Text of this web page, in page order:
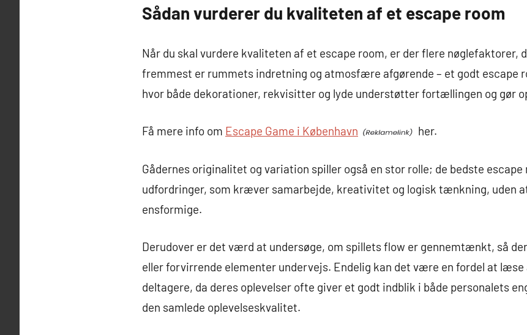
Sådan vurderer du kvaliteten af et escape room
Når du skal vurdere kvaliteten af et escape room, er der flere nøglefaktorer,
fremmest er rummets indretning og atmosfære afgørende – et godt escape
hvor både dekorationer, rekvisitter og lyde understøtter fortællingen og gør
Få mere info om Escape Game i København her.
Gådernes originalitet og variation spiller også en stor rolle; de bedste
udfordringer, som kræver samarbejde, kreativitet og logisk tænkning, uden
ensformige.
Derudover er det værd at undersøge, om spillets flow er gennemtænkt, så
eller forvirrende elementer undervejs. Endelig kan det være en fordel at
deltagere, da deres oplevelser ofte giver et godt indblik i både personalets
den samlede oplevelseskvalitet.